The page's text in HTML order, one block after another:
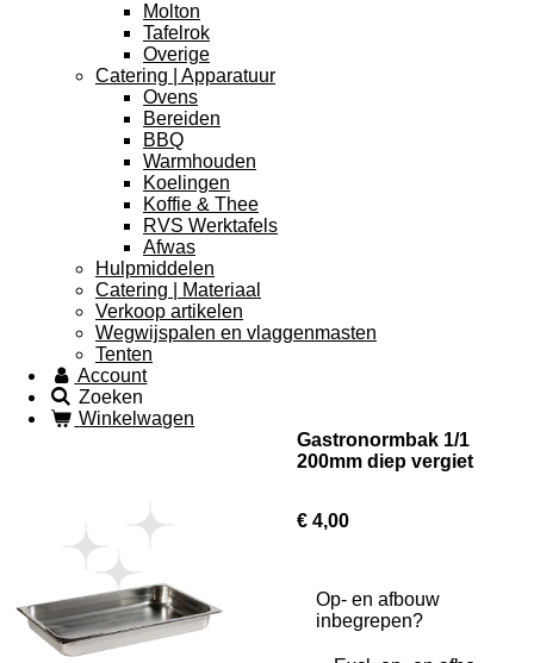
Molton
Tafelrok
Overige
Catering | Apparatuur
Ovens
Bereiden
BBQ
Warmhouden
Koelingen
Koffie & Thee
RVS Werktafels
Afwas
Hulpmiddelen
Catering | Materiaal
Verkoop artikelen
Wegwijspalen en vlaggenmasten
Tenten
Account
Zoeken
Winkelwagen
Gastronormbak 1/1
200mm diep vergiet
€ 4,00
Op- en afbouw
inbegrepen?